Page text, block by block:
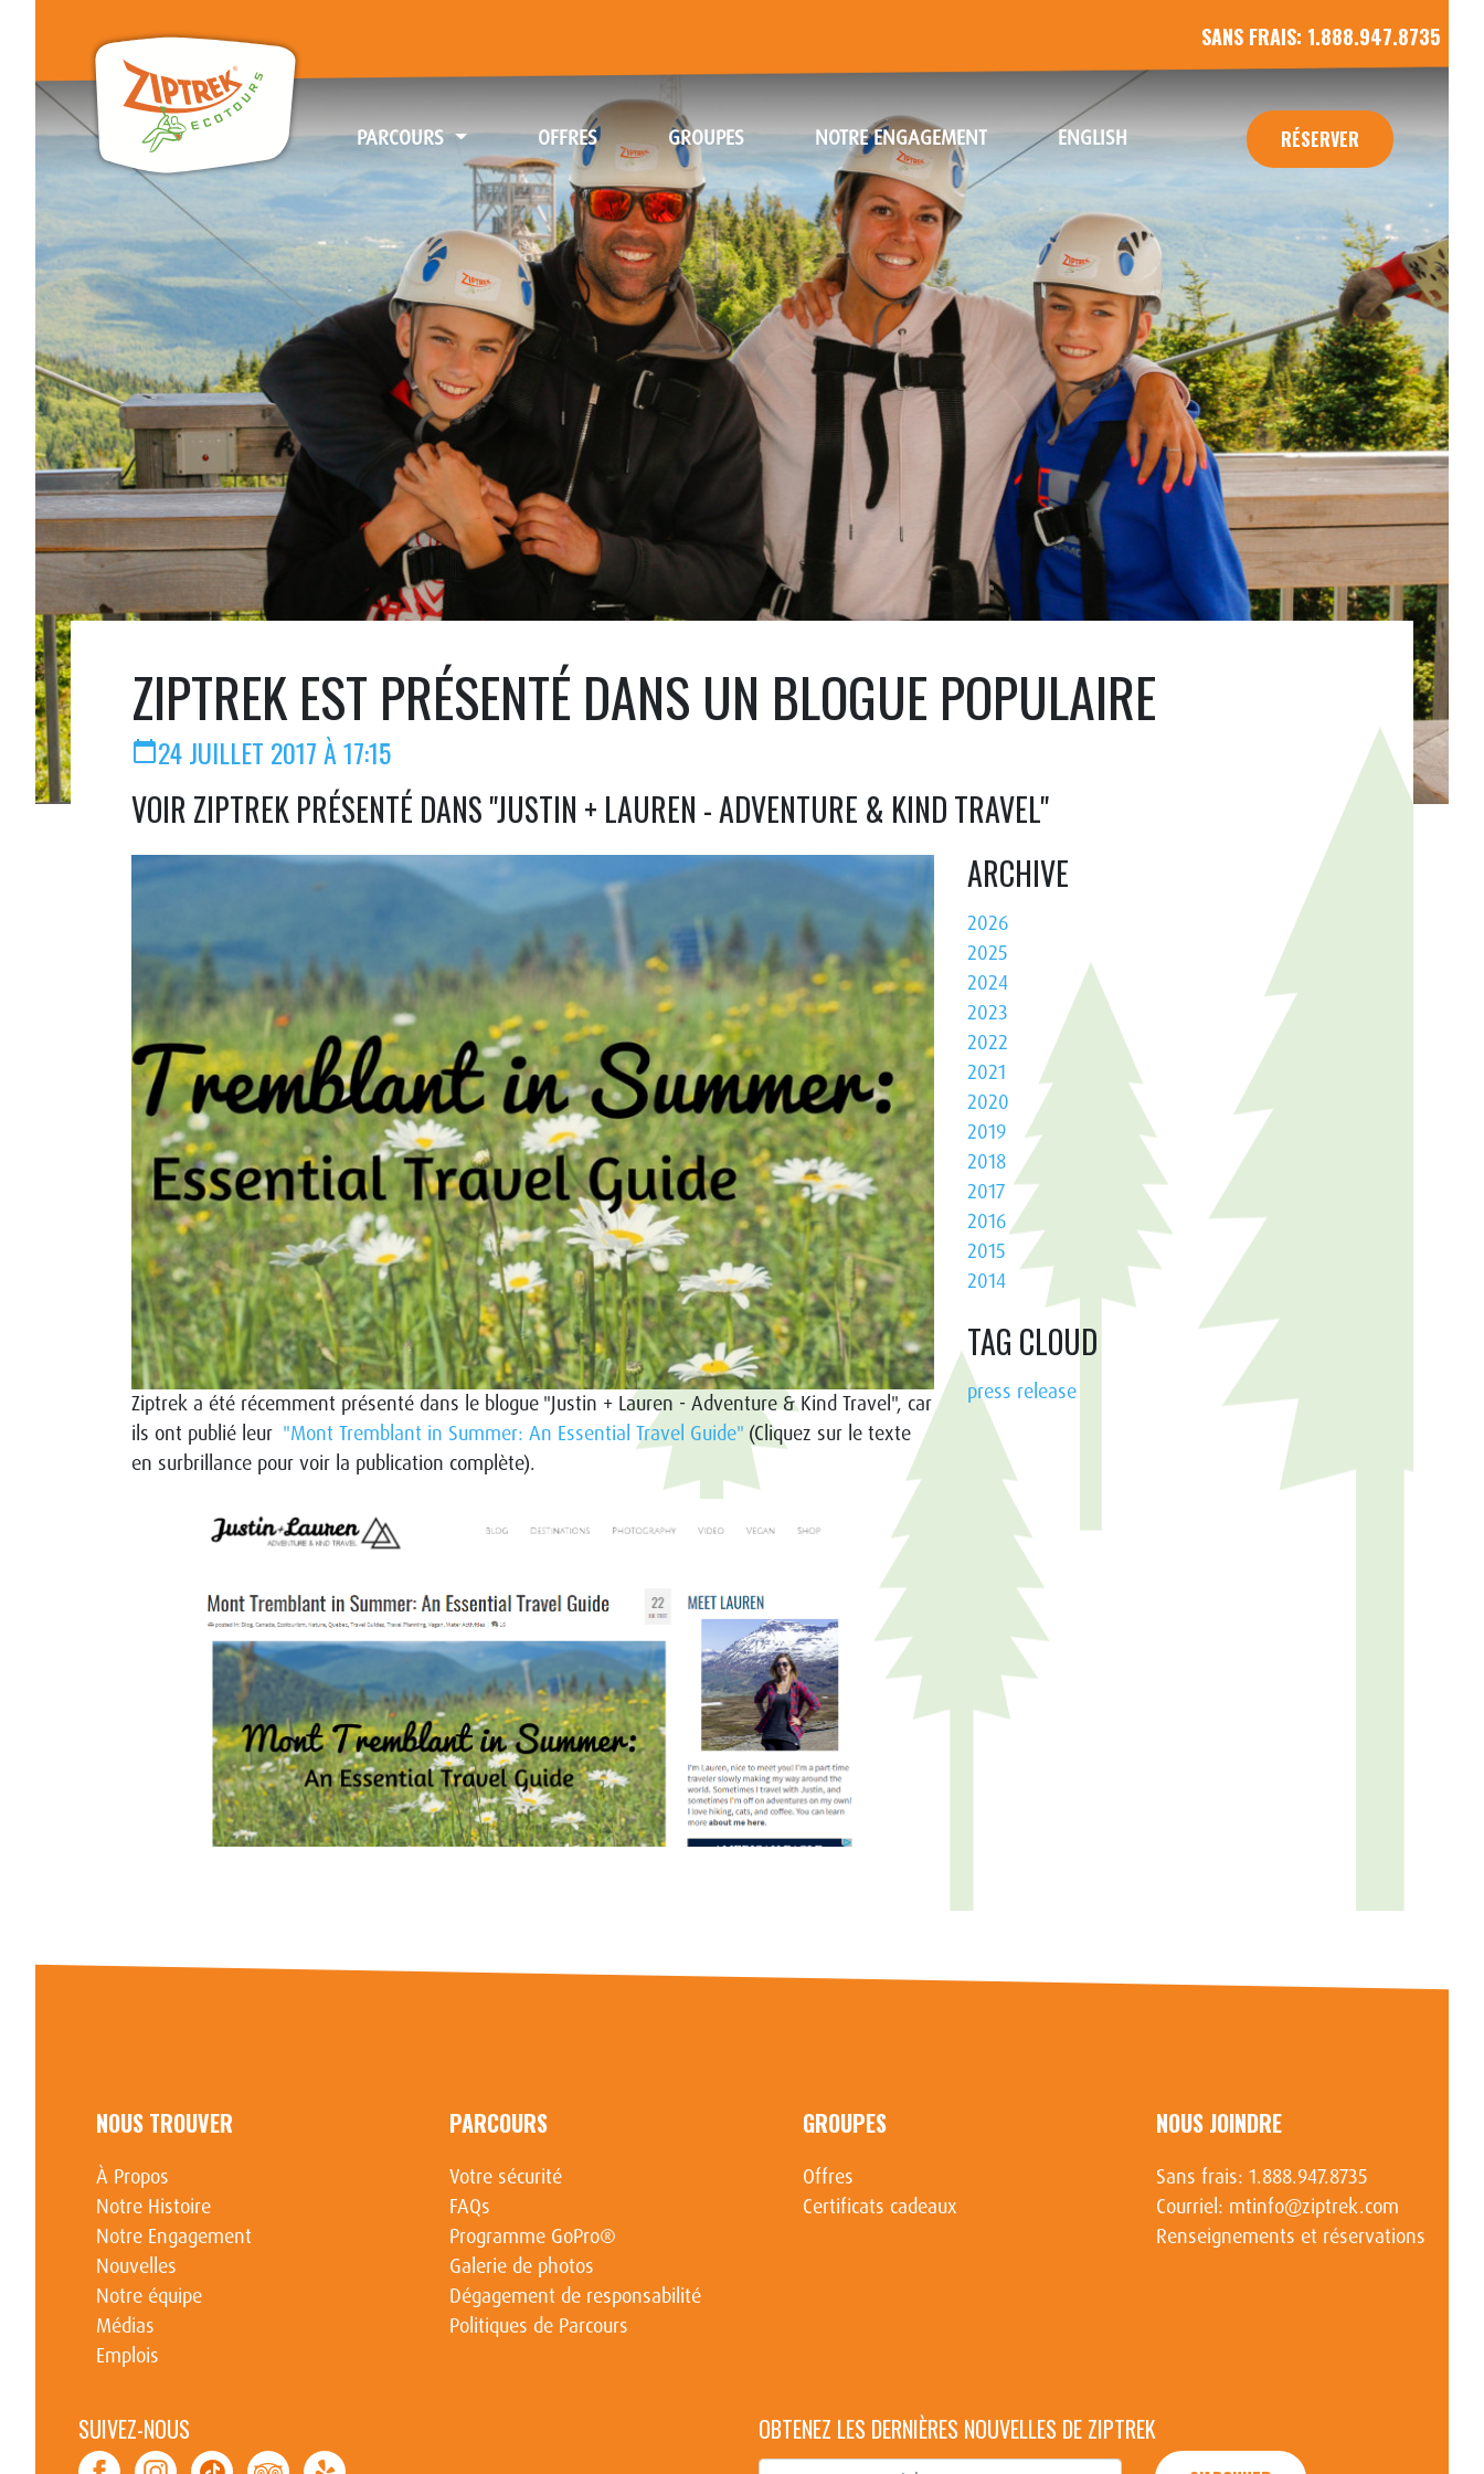
SANS FRAIS: 1.888.947.8735
PARCOURS OFFRES GROUPES NOTRE ENGAGEMENT ENGLISH RÉSERVER
ZIPTREK EST PRÉSENTÉ DANS UN BLOGUE POPULAIRE
calendar_today24 JUILLET 2017 À 17:15
VOIR ZIPTREK PRÉSENTÉ DANS "JUSTIN + LAUREN - ADVENTURE & KIND TRAVEL"
Ziptrek a été récemment présenté dans le blogue "Justin + Lauren - Adventure & Kind Travel", car
ils ont publié leur "Mont Tremblant in Summer: An Essential Travel Guide" (Cliquez sur le texte
en surbrillance pour voir la publication complète).
ARCHIVE
2026
2025
2024
2023
2022
2021
2020
2019
2018
2017
2016
2015
2014
TAG CLOUD
press release
NOUS TROUVER
À Propos
Notre Histoire
Notre Engagement
Nouvelles
Notre équipe
Médias
Emplois
PARCOURS
Votre sécurité
FAQs
Programme GoPro®
Galerie de photos
Dégagement de responsabilité
Politiques de Parcours
GROUPES
Offres
Certificats cadeaux
NOUS JOINDRE
Sans frais: 1.888.947.8735
Courriel: mtinfo@ziptrek.com
Renseignements et réservations
SUIVEZ-NOUS OBTENEZ LES DERNIÈRES NOUVELLES DE ZIPTREK